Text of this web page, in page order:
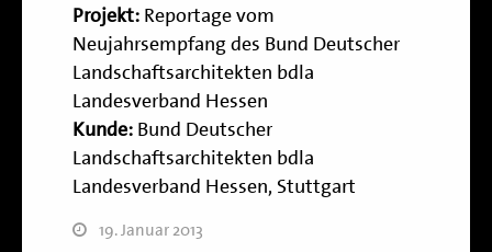
Projekt: Reportage vom
Neujahrsempfang des Bund Deutscher
Landschaftsarchitekten bdla
Landesverband Hessen
Kunde: Bund Deutscher
Landschaftsarchitekten bdla
Landesverband Hessen, Stuttgart
19. Januar 2013